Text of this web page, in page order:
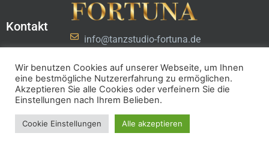
Kontakt
info@tanzstudio-fortuna.de
© Tanzstudio FortunaHBS GmbHinfo@tanzstudio-fortuna.deDatenschutz
Impressum
Wir benutzen Cookies auf unserer Webseite, um Ihnen
eine bestmögliche Nutzererfahrung zu ermöglichen.
Akzeptieren Sie alle Cookies oder verfeinern Sie die
Einstellungen nach Ihrem Belieben.
Cookie Einstellungen Alle akzeptieren